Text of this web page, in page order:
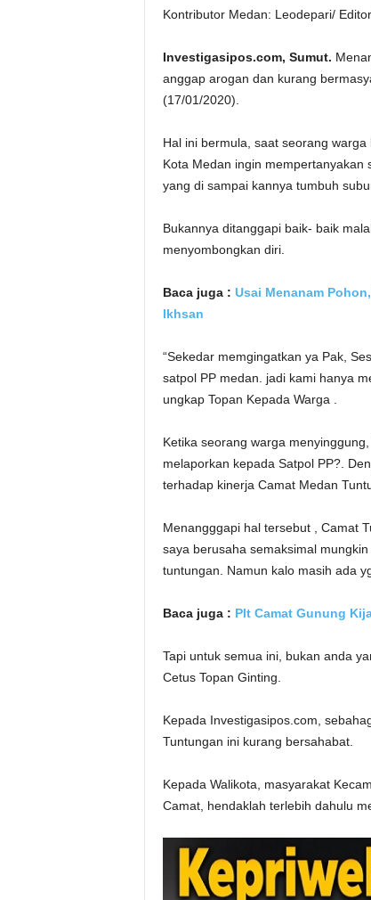
Kontributor Medan: Leodepari/
Investigasipos.com, Sumut.
anggap arogan dan kurang
(17/01/2020).
Hal ini bermula, saat seorang
Kota Medan ingin mempertanyakan
yang di sampai kannya tumbuh
Bukannya ditanggapi baik- baik
menyombongkan diri.
Baca juga : Usai Menanam
Ikhsan
“Sekedar memgingatkan ya Pak,
satpol PP medan. jadi kami hanya
ungkap Topan Kepada Warga .
Ketika seorang warga
melaporkan kepada Satpol PP?.
terhadap kinerja Camat Medan
Menangggapi hal tersebut , Camat
saya berusaha semaksimal
tuntungan. Namun kalo masih ada
Baca juga : Plt Camat Gunung
Tapi untuk semua ini, bukan anda
Cetus Topan Ginting.
Kepada Investigasipos.com,
Tuntungan ini kurang bersahabat.
Kepada Walikota, masyarakat
Camat, hendaklah terlebih dahulu